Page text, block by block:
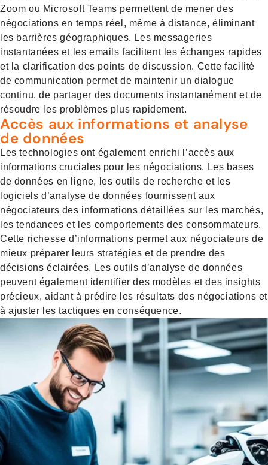
Zoom ou Microsoft Teams permettent de mener des
négociations en temps réel, même à distance, éliminant
les barrières géographiques. Les messageries
instantanées et les emails facilitent les échanges rapides
et la clarification des points de discussion. Cette facilité
de communication permet de maintenir un dialogue
continu, de partager des documents instantanément et de
résoudre les problèmes plus rapidement.
Accès aux informations et analyse
de données
Les technologies ont également enrichi l’accès aux
informations cruciales pour les négociations. Les bases
de données en ligne, les outils de recherche et les
logiciels d’analyse de données fournissent aux
négociateurs des informations détaillées sur les marchés,
les tendances et les comportements des consommateurs.
Cette richesse d’informations permet aux négociateurs de
mieux préparer leurs stratégies et de prendre des
décisions éclairées. Les outils d’analyse de données
peuvent également identifier des modèles et des insights
précieux, aidant à prédire les résultats des négociations et
à ajuster les tactiques en conséquence.